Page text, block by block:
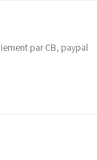
par CB, paypal